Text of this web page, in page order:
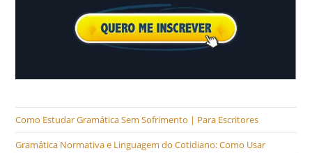
Como Estudar Gramática Sem Sofrimento | Para Escritores
Gramática Normativa e Linguagem do Cotidiano: Como Usar